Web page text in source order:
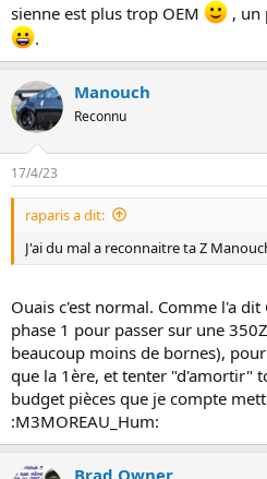
sienne est plus trop OEM
, un
.
Manouch
Reconnu
17/4/23
raparis a dit:
J'ai du mal a reconnaitre ta Z
Ouais c'est normal. Comme l'a
phase 1 pour passer sur une
beaucoup moins de bornes),
que la 1ère, et tenter "d'amortir"
budget pièces que je compte
:M3MOREAU_Hum: